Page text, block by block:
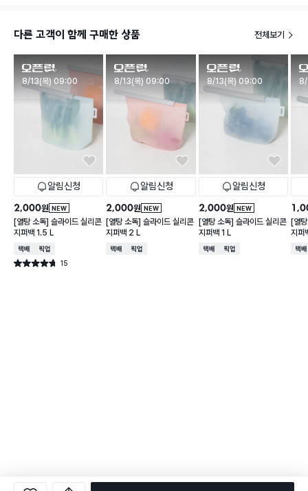
다른 고객이 함께 구매한 상품 전체보기
판매시작
8/13(목) 09:00
알림신청
NEW
2,000원
[열탕 소독] 슬라이드 실리콘
지퍼백 1.5 L
택배배송매장픽업
별점 4.7점 15
건 작성
판매시작
8/13(목) 09:00
알림신청
NEW
2,000원
[열탕 소독] 슬라이드 실리콘
지퍼백 2 L
택배배송매장픽업
판매시작
8/13(목) 09:00
알림신청
NEW
2,000원
[열탕 소독] 슬라이드 실리콘
지퍼백 1 L
택배배송매장픽업
8/
[열
지
택배